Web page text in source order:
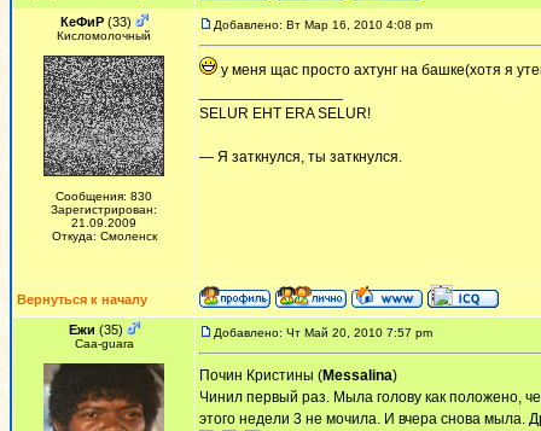
КеФиР(33)
Кисломолочный
Сообщения: 830
Зарегистрирован:
21.09.2009
Откуда: Смоленск
Добавлено: Вт Мар 16, 2010 4:08 pm
у меня щас просто ахтунг на башке(хотя я
SELUR EHT ERA SELUR!
— Я заткнулся, ты заткнулся.
Вернуться к началу
Ежи (35)
Сaa-guara
Добавлено: Чт Май 20, 2010 7:57 pm
Почин Кристины (Messalina)
Чинил первый раз. Мыла голову как положено,
этого недели 3 не мочила. И вчера снова мыла.